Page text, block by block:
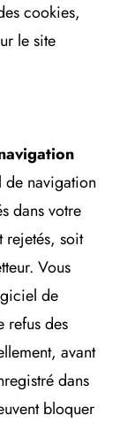
cookies,
le site
navigation
dans votre
rejetés, soit
Vous
de
refus des
avant
dans
bloquer